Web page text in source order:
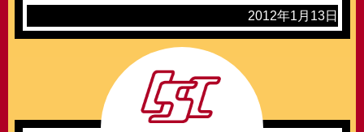
2012年1月13日